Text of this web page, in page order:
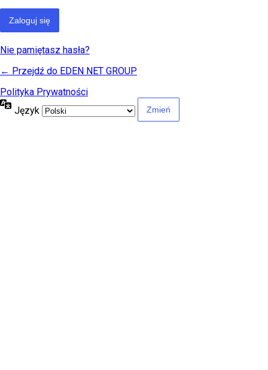
Nie pamiętasz hasła?
← Przejdź do EDEN NET GROUP
Polityka Prywatności
Język